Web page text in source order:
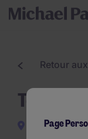
Retour
Mennecy
Page